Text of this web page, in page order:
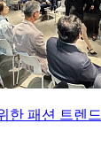
한 패션 트렌